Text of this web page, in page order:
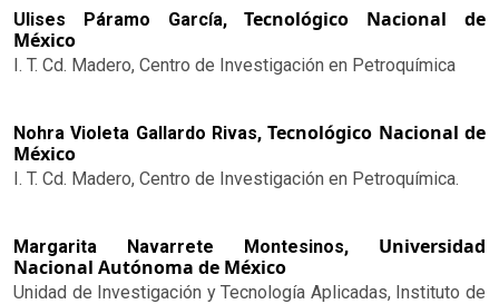
Ulises Páramo García,Tecnológico Nacional de
México
I. T. Cd. Madero, Centro de Investigación en Petroquímica
Nohra Violeta Gallardo Rivas,Tecnológico Nacional de
México
I. T. Cd. Madero, Centro de Investigación en Petroquímica.
Margarita Navarrete Montesinos, Universidad
Nacional Autónoma de México
Unidad de Investigación y Tecnología Aplicadas, Instituto de